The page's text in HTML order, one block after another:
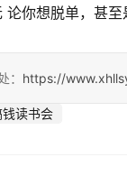
论你想脱单，甚
： https://
钱读书会